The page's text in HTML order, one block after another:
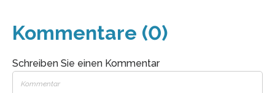
Kommentare (0)
Schreiben Sie einen Kommentar